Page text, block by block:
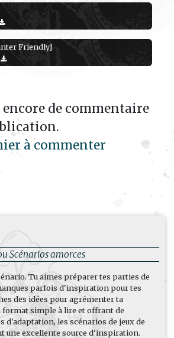
Friendly]
encore de commentaire
à commenter
Scénarios amorces
Tu aimes préparer tes parties de
parfois d'inspiration pour tes
des idées pour agrémenter ta
format simple à lire et offrant de
d'adaptation, les scénarios de jeux de
une excellente source d'inspiration.